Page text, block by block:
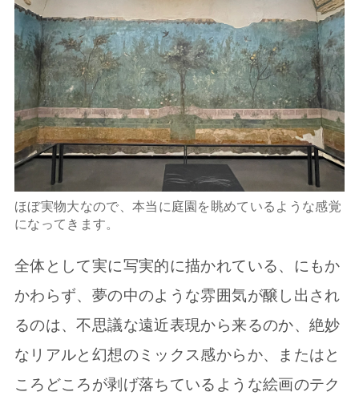
ほぼ実物大なので、本当に庭園を眺めているような感覚
になってきます。
全体として実に写実的に描かれている、にもか
かわらず、夢の中のような雰囲気が醸し出され
るのは、不思議な遠近表現から来るのか、絶妙
なリアルと幻想のミックス感からか、またはと
ころどころが剥げ落ちているような絵画のテク